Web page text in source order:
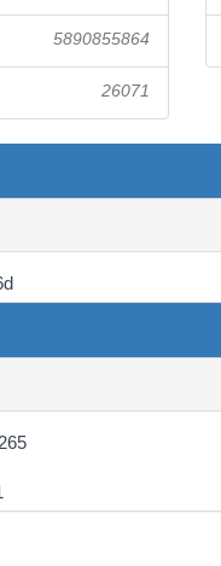
5890855864
26071